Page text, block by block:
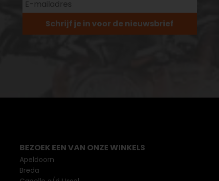
Schrijf je in voor de nieuwsbrief
BEZOEK EEN VAN ONZE WINKELS
Apeldoorn
Breda